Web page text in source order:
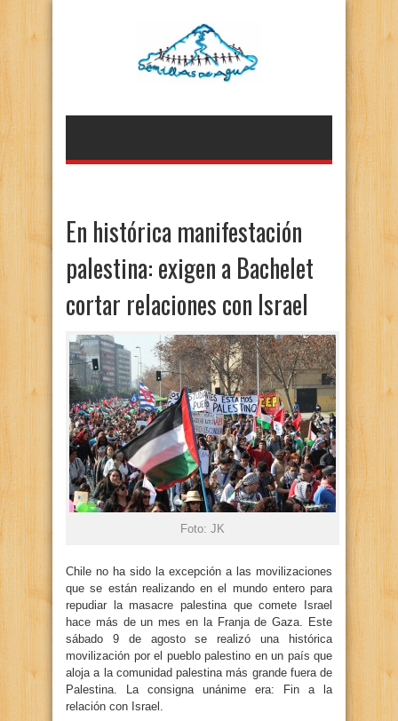
En histórica manifestación
palestina: exigen a Bachelet
cortar relaciones con Israel
Foto: JK
Chile no ha sido la excepción a las movilizaciones
que se están realizando en el mundo entero para
repudiar la masacre palestina que comete Israel
hace más de un mes en la Franja de Gaza. Este
sábado 9 de agosto se realizó una histórica
movilización por el pueblo palestino en un país que
aloja a la comunidad palestina más grande fuera de
Palestina. La consigna unánime era: Fin a la
relación con Israel.